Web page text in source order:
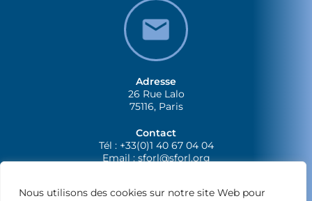
Nous utilisons des cookies sur notre site Web pour
Adresse
26 Rue Lalo
75116, Paris
Contact
Tél : +33(0)1 40 67 04 04
Email :sforl@sforl.org